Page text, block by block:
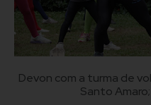
Devon com a turma de
Santo